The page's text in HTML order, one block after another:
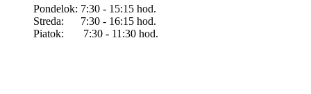
Pondelok: 7:30 - 15:15 hod.
Streda: 7:30 - 16:15 hod.
Piatok: 7:30 - 11:30 hod.